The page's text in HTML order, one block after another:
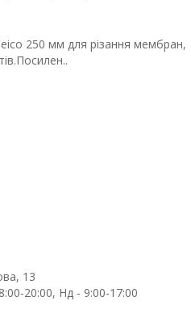
250 мм для різання мембран,
13
20:00, Нд - 9:00-17:00